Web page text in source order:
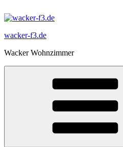
Inhalt
wacker-f3.de
Wacker Wohnzimmer